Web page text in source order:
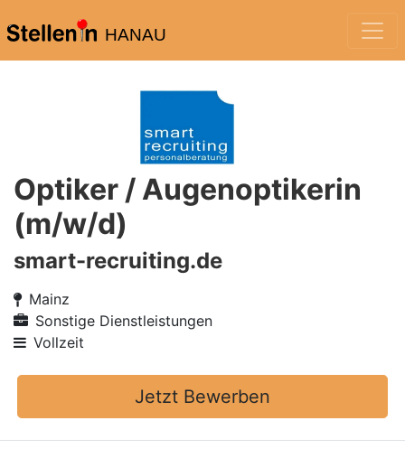
HANAU
Optiker / Augenoptikerin
(m/w/d)
smart-recruiting.de
Mainz
Sonstige Dienstleistungen
Vollzeit
Jetzt Bewerben